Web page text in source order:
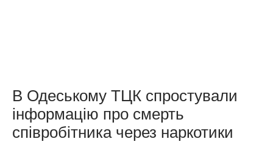
В Одеському ТЦК спростували
інформацію про смерть
співробітника через наркотики